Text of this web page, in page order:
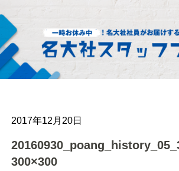
2017年12月20日
300×300